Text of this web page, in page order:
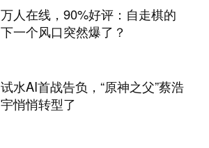
万人在线，90%好评：自走棋的
下一个风口突然爆了？
试水AI首战告负，“原神之父”蔡浩
宇悄悄转型了